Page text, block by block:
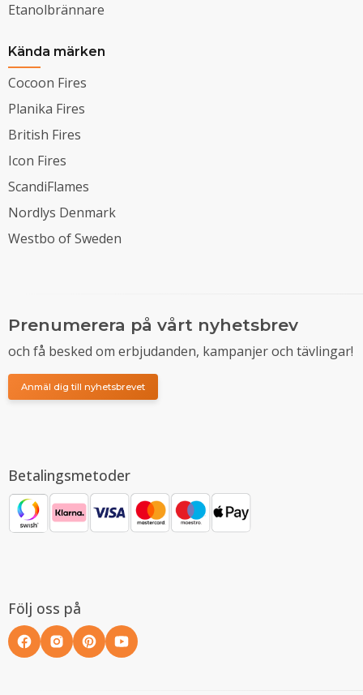
Etanolbrännare
Kända märken
Cocoon Fires
Planika Fires
British Fires
Icon Fires
ScandiFlames
Nordlys Denmark
Westbo of Sweden
Prenumerera på vårt nyhetsbrev
och få besked om erbjudanden, kampanjer och tävlingar!
Anmäl dig till nyhetsbrevet
Betalingsmetoder
Följ oss på